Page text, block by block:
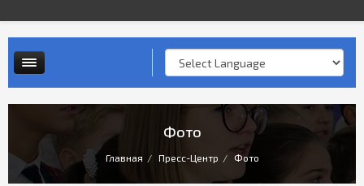
Опросы и анкеты
Фото
Главная Пресс-Центр Фото